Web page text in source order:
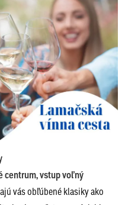
centrum, vstup voľný
vás obľúbené klasiky ako